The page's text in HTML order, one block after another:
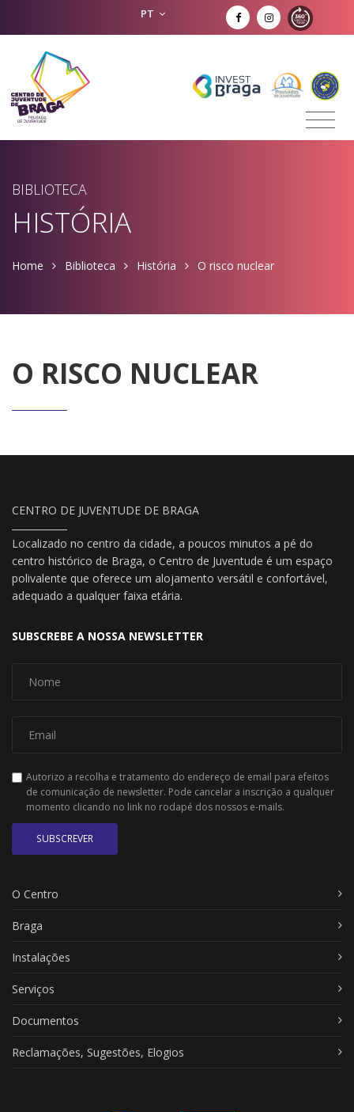
PT
BIBLIOTECA
HISTÓRIA
Home Biblioteca História O risco nuclear
O RISCO NUCLEAR
CENTRO DE JUVENTUDE DE BRAGA
Localizado no centro da cidade, a poucos minutos a pé do
centro histórico de Braga, o Centro de Juventude é um espaço
polivalente que oferece um alojamento versátil e confortável,
adequado a qualquer faixa etária.
SUBSCREBE A NOSSA NEWSLETTER
Autorizo a recolha e tratamento do endereço de email para efeitos
de comunicação de newsletter. Pode cancelar a inscrição a qualquer
momento clicando no link no rodapé dos nossos e-mails.
SUBSCREVER
O Centro
Braga
Instalações
Serviços
Documentos
Reclamações, Sugestões, Elogios